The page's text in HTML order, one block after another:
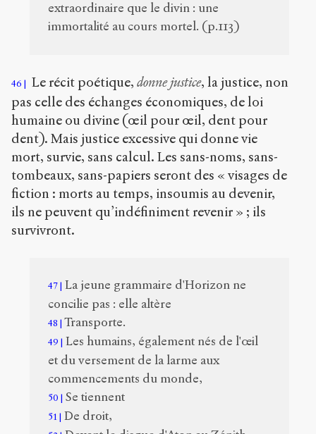
extraordinaire que le divin : une
immortalité au cours mortel. (p.113)
46 Le récit poétique, donne justice, la justice, non
pas celle des échanges économiques, de loi
humaine ou divine (œil pour œil, dent pour
dent). Mais justice excessive qui donne vie
mort, survie, sans calcul. Les sans-noms, sans-
tombeaux, sans-papiers seront des « visages de
fiction : morts au temps, insoumis au devenir,
ils ne peuvent qu’indéfiniment revenir » ; ils
survivront.
47
La jeune grammaire d'Horizon ne
concilie pas : elle altère
48 Transporte.
49
Les humains, également nés de l'œil
et du versement de la larme aux
commencements du monde,
50 Se tiennent
51 De droit,